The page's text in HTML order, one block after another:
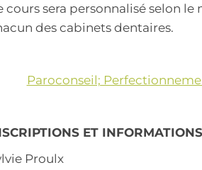
cours sera personnalisé selon
des cabinets dentaires.
Paroconseil;
ET INFORMATIONS
Proulx